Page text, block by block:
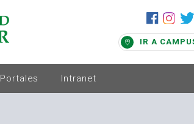
IR A
Portales Intranet